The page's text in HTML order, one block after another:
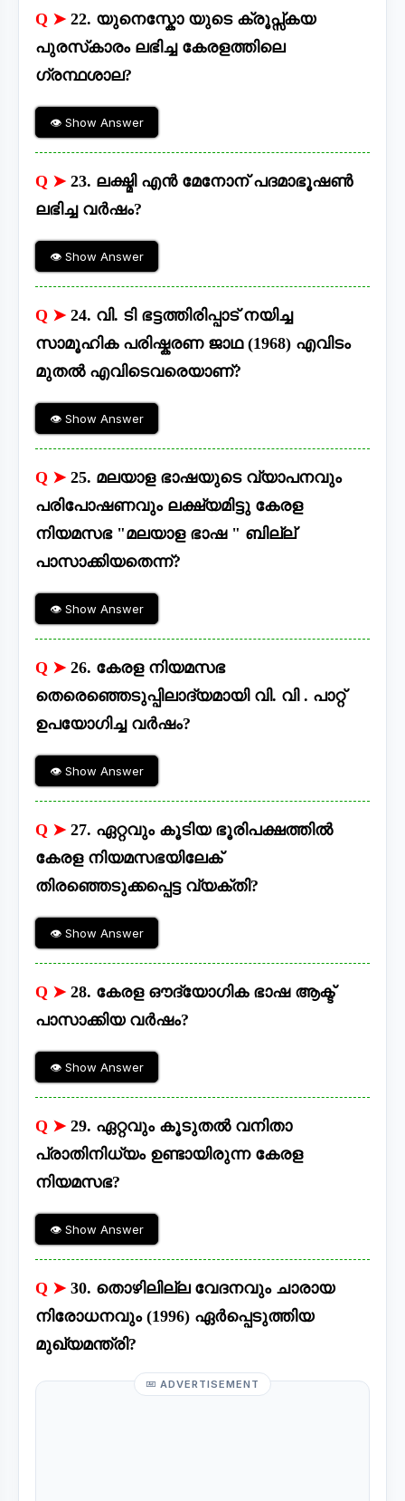
Q ➤ 22. യുനെസ്കോ യുടെ ക്രൂപ്സ്കയ
പുരസ്‌കാരം ലഭിച്ച കേരളത്തിലെ
ഗ്രന്ഥശാല?
👁 Show Answer
Q ➤ 23. ലക്ഷ്മി എൻ മേനോന് പദമാഭൂഷൺ
ലഭിച്ച വർഷം?
👁 Show Answer
Q ➤ 24. വി. ടി ഭട്ടത്തിരിപ്പാട് നയിച്ച
സാമൂഹിക പരിഷ്കരണ ജാഥ (1968) എവിടം
മുതൽ എവിടെവരെയാണ്?
👁 Show Answer
Q ➤ 25. മലയാള ഭാഷയുടെ വ്യാപനവും
പരിപോഷണവും ലക്ഷ്യമിട്ടു കേരള
നിയമസഭ "മലയാള ഭാഷ " ബില്ല്
പാസാക്കിയതെന്ന്?
👁 Show Answer
Q ➤ 26. കേരള നിയമസഭ
തെരെഞ്ഞെടുപ്പിലാദ്യമായി വി. വി . പാറ്റ്
ഉപയോഗിച്ച വർഷം?
👁 Show Answer
Q ➤ 27. ഏറ്റവും കൂടിയ ഭൂരിപക്ഷത്തിൽ
കേരള നിയമസഭയിലേക്
തിരഞ്ഞെടുക്കപ്പെട്ട വ്യക്തി?
👁 Show Answer
Q ➤ 28. കേരള ഔദ്യോഗിക ഭാഷ ആക്ട്
പാസാക്കിയ വർഷം?
👁 Show Answer
Q ➤ 29. ഏറ്റവും കൂടുതൽ വനിതാ
പ്രാതിനിധ്യം ഉണ്ടായിരുന്ന കേരള
നിയമസഭ?
👁 Show Answer
Q ➤ 30. തൊഴിലില്ല വേദനവും ചാരായ
നിരോധനവും (1996) ഏർപ്പെടുത്തിയ
മുഖ്യമന്ത്രി?
ADVERTISEMENT